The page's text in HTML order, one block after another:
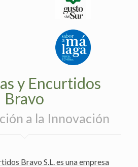
y Encurtidos
Bravo
a la Innovación
Bravo S.L. es una empresa